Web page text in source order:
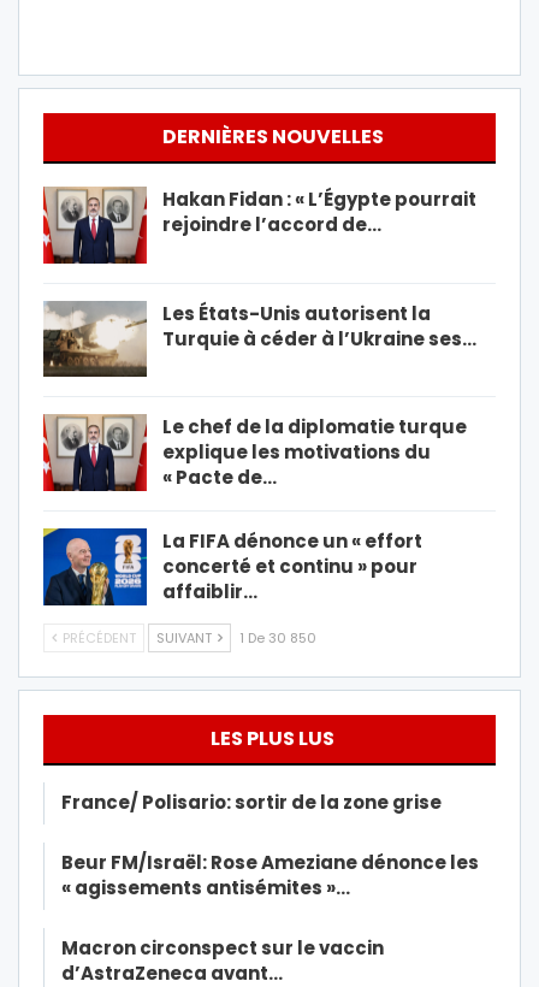
DERNIÈRES NOUVELLES
Hakan Fidan : « L’Égypte pourrait
rejoindre l’accord de…
Les États-Unis autorisent la
Turquie à céder à l’Ukraine ses…
Le chef de la diplomatie turque
explique les motivations du
« Pacte de…
La FIFA dénonce un « effort
concerté et continu » pour
affaiblir…
PRÉCÉDENT SUIVANT 1 De 30 850
LES PLUS LUS
France/ Polisario: sortir de la zone grise
Beur FM/Israël: Rose Ameziane dénonce les
« agissements antisémites »…
Macron circonspect sur le vaccin
d’AstraZeneca avant…